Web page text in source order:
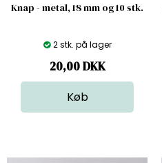
Knap - metal, 18 mm og 10 stk.
2 stk. på lager
20,00DKK